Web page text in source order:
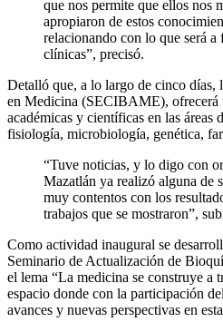
que nos permite que ellos nos
apropiaron de estos
relacionando con lo que será a
clínicas”, precisó.
Detalló que, a lo largo de cinco días,
en Medicina (SECIBAME), ofrecerá
académicas y científicas en las áreas
fisiología, microbiología, genética,
“Tuve noticias, y lo digo con
Mazatlán ya realizó alguna de
muy contentos con los
trabajos que se mostraron”,
Como actividad inaugural se
Seminario de Actualización de
el lema “La medicina se construye a
espacio donde con la participación
avances y nuevas perspectivas en